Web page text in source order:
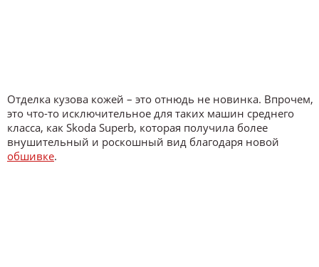
Отделка кузова кожей – это отнюдь не новинка. Впрочем,
это что-то исключительное для таких машин среднего
класса, как Skoda Superb, которая получила более
внушительный и роскошный вид благодаря новой
обшивке.